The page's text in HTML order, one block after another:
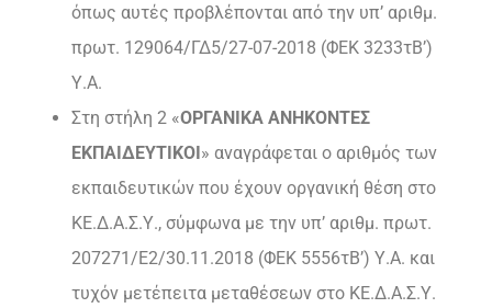
όπως αυτές προβλέπονται από την υπ’ αριθμ.
πρωτ. 129064/ΓΔ5/27-07-2018 (ΦΕΚ 3233τΒ’)
Υ.Α.
Στη στήλη 2 «ΟΡΓΑΝΙΚΑ ΑΝΗΚΟΝΤΕΣ
ΕΚΠΑΙΔΕΥΤΙΚΟΙ» αναγράφεται ο αριθμός των
εκπαιδευτικών που έχουν οργανική θέση στο
ΚΕ.Δ.Α.Σ.Υ., σύμφωνα με την υπ’ αριθμ. πρωτ.
207271/Ε2/30.11.2018 (ΦΕΚ 5556τΒ’) Υ.Α. και
τυχόν μετέπειτα μεταθέσεων στο ΚΕ.Δ.Α.Σ.Υ.